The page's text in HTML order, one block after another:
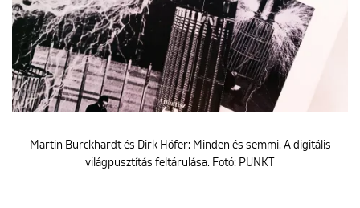
Martin Burckhardt és Dirk Höfer: Minden és semmi. A digitális
világpusztítás feltárulása. Fotó: PUNKT